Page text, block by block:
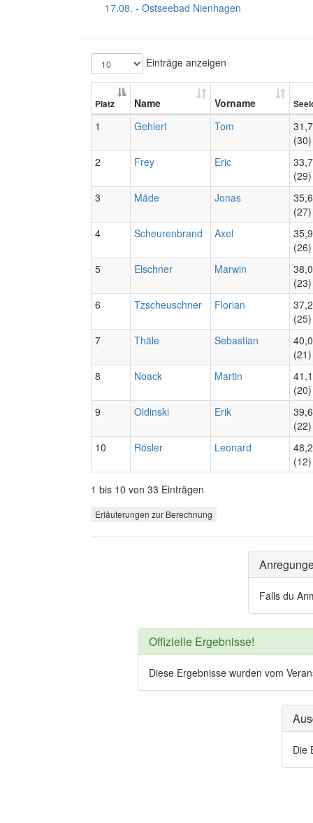
17.08. - Ostseebad Nienhagen
Einträge anzeigen
Platz Name Vorname
1 Gehlert Tom
(30)
2
Frey Eric
(29)
3
Mäde Jonas
(27)
4
Scheurenbrand Axel
(26)
5
Elschner Marwin
(23)
6
Tzscheuschner Florian
(25)
7
Thäle Sebastian
(21)
8
Noack Martin
(20)
9
Oldinski Erik
(22)
10
Rösler Leonard
(12)
1 bis 10 von 33 Einträgen
Erläuterungen zur Berechnung
Falls du
Offizielle Ergebnisse!
Diese Ergebnisse wurden vom
Die